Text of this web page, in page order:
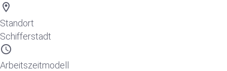
location_on
Standort
Schifferstadt
schedule
Arbeitszeitmodell